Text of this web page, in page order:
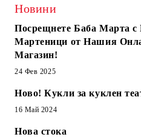
Новини
Посрещнете Баба Марта с
Мартеници от Нашия
Магазин!
24 Фев 2025
Ново! Кукли за куклен
16 Май 2024
Нова стока